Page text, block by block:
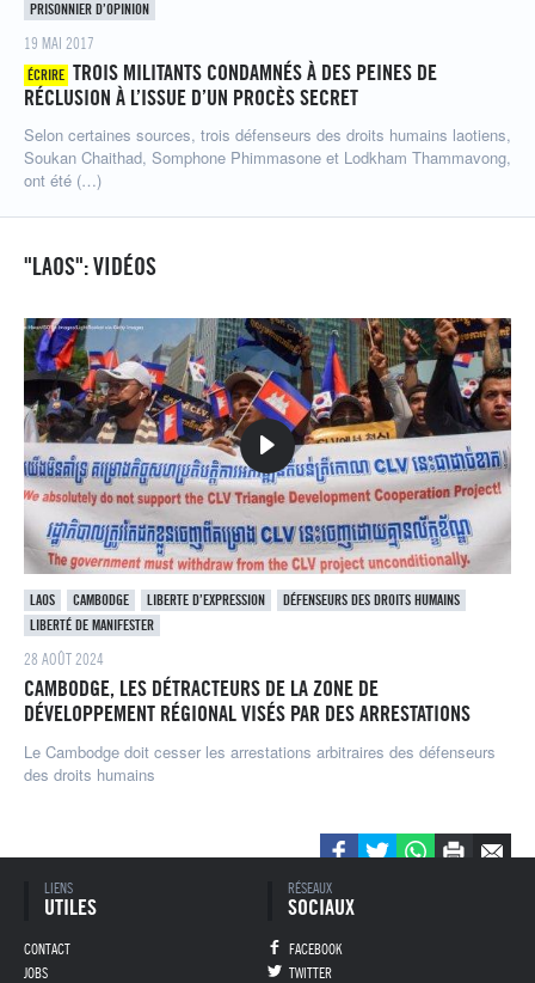
PRISONNIER D’OPINION
19 MAI 2017
ÉCRIRE TROIS MILITANTS CONDAMNÉS À DES PEINES DE
RÉCLUSION À L’ISSUE D’UN PROCÈS SECRET
Selon certaines sources, trois défenseurs des droits humains laotiens,
Soukan Chaithad, Somphone Phimmasone et Lodkham Thammavong,
ont été (…)
"LAOS": VIDÉOS
LAOS CAMBODGE LIBERTE D’EXPRESSION
DÉFENSEURS DES DROITS HUMAINS
LIBERTÉ DE MANIFESTER
28 AOÛT 2024
CAMBODGE, LES DÉTRACTEURS DE LA ZONE DE
DÉVELOPPEMENT RÉGIONAL VISÉS PAR DES ARRESTATIONS
Le Cambodge doit cesser les arrestations arbitraires des défenseurs
des droits humains
Pied de page
LIENS
UTILES
CONTACT
JOBS
RÉSEAUX
SOCIAUX
FACEBOOK
TWITTER